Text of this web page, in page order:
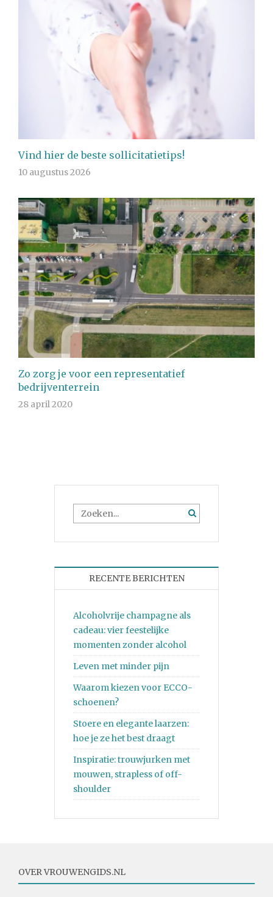
Vind hier de beste sollicitatietips!
10 augustus 2026
Zo zorg je voor een representatief
bedrijventerrein
28 april 2020
RECENTE BERICHTEN
Alcoholvrije champagne als
cadeau: vier feestelijke
momenten zonder alcohol
Leven met minder pijn
Waarom kiezen voor ECCO-
schoenen?
Stoere en elegante laarzen:
hoe je ze het best draagt
Inspiratie: trouwjurken met
mouwen, strapless of off-
shoulder
OVER VROUWENGIDS.NL